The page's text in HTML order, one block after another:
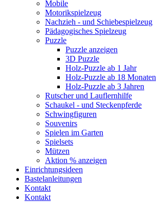
Mobile
Motorikspielzeug
Nachzieh - und Schiebespielzeug
Pädagogisches Spielzeug
Puzzle
Puzzle anzeigen
3D Puzzle
Holz-Puzzle ab 1 Jahr
Holz-Puzzle ab 18 Monaten
Holz-Puzzle ab 3 Jahren
Rutscher und Lauflernhilfe
Schaukel - und Steckenpferde
Schwingfiguren
Souvenirs
Spielen im Garten
Spielsets
Mützen
Aktion % anzeigen
Einrichtungsideen
Bastelanleitungen
Kontakt
Kontakt